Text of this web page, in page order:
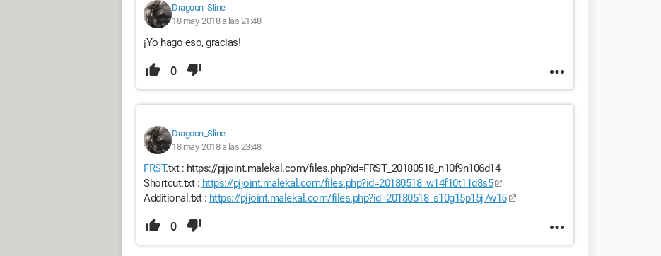
Dragoon_Sline
18 may. 2018 a las 21:48
¡Yo hago eso, gracias!
0
Dragoon_Sline
18 may. 2018 a las 23:48
FRST.txt : https://pjjoint.malekal.com/files.php?id=FRST_20180518_n10f9n106d14
Shortcut.txt : https://pjjoint.malekal.com/files.php?id=20180518_w14f10t11d8s5
Additional.txt : https://pjjoint.malekal.com/files.php?id=20180518_s10g15p15j7w15
0